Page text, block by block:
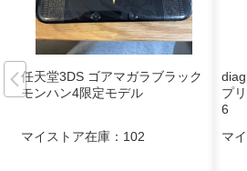
任天堂3DS ゴアマガラブラック
モンハン4限定モデル
マイストア在庫： 102
プ
6
マ